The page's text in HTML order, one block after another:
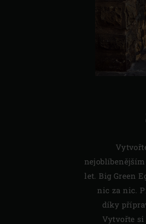
let. Big Green
nic za nic.
díky
Vytvořte